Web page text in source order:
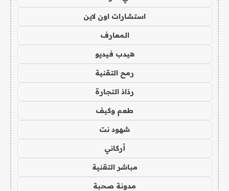
استشارات اون لاين
المعارف
هيدب فيديو
رمح التقنية
رذاذ التجارة
طعم وكيف
شهود نت
أركاني
مباشر التقنية
مدونة صحبة